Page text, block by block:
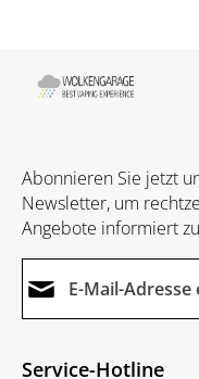
Abonnieren Sie jetzt
Newsletter, um
Angebote informiert
Die mit einem
Service-Hotline